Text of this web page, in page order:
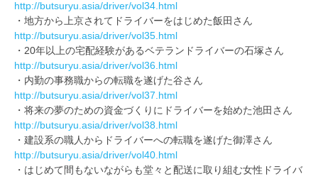
http://butsuryu.asia/driver/vol34.html
・地方から上京されてドライバーをはじめた飯田さん
http://butsuryu.asia/driver/vol35.html
・20年以上の宅配経験があるベテランドライバーの石塚さん
http://butsuryu.asia/driver/vol36.html
・内勤の事務職からの転職を遂げた谷さん
http://butsuryu.asia/driver/vol37.html
・将来の夢のための資金づくりにドライバーを始めた池田さん
http://butsuryu.asia/driver/vol38.html
・建設系の職人からドライバーへの転職を遂げた御澤さん
http://butsuryu.asia/driver/vol40.html
・はじめて間もないながらも堂々と配送に取り組む女性ドライバ